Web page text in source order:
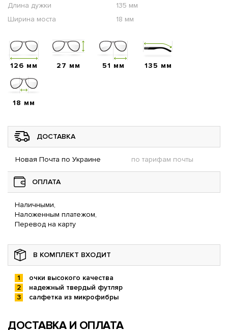
Длина дужки
135 мм
Ширина моста
18 мм
126 мм 27 мм 51 мм 135 мм
18 мм
ДОСТАВКА
Новая Почта по Украине по тарифам почты
ОПЛАТА
Наличными,
Наложенным платежом,
Перевод на карту
В КОМПЛЕКТ ВХОДИТ
очки высокого качества
надежный твердый футляр
салфетка из микрофибры
ДОСТАВКА И ОПЛАТА